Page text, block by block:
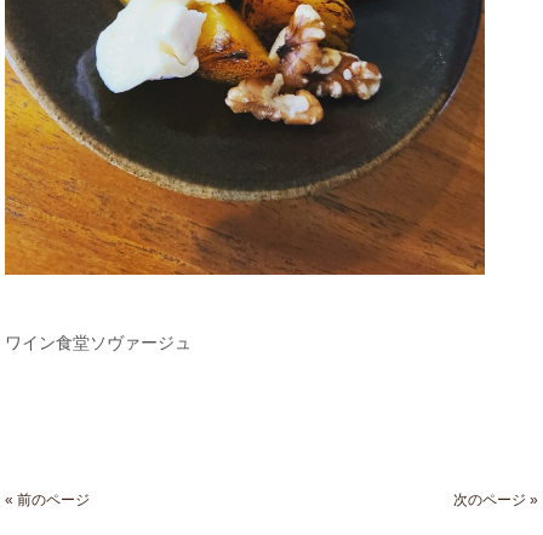
ワイン食堂ソヴァージュ
« 前のページ 次のページ »